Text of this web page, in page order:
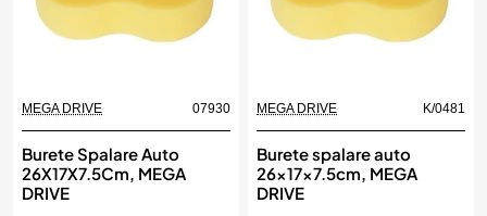
MEGA DRIVE 07930
Burete Spalare Auto
26X17X7.5Cm, MEGA
DRIVE
MEGA DRIVE K/0481
Burete spalare auto
26x17x7.5cm, MEGA
DRIVE